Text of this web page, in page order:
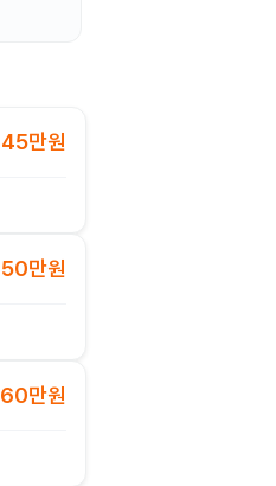
45만원
50만원
60만원